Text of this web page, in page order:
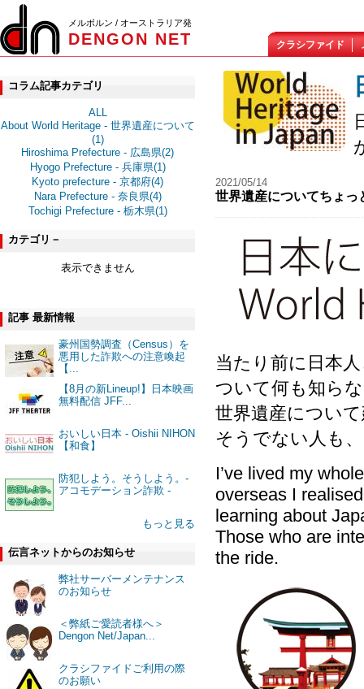
メルボルン / オーストラリア発
DENGON NET クラシファイド
コラム記事カテゴリ
ALL
About World Heritage - 世界遺産について
(1)
Hiroshima Prefecture - 広島県(2)
Hyogo Prefecture - 兵庫県(1)
Kyoto prefecture - 京都府(4)
Nara Prefecture - 奈良県(4)
Tochigi Prefecture - 栃木県(1)
カテゴリ－
表示できません
記事 最新情報
豪州国勢調査（Census）を
悪用した詐欺への注意喚起
【...
【8月の新Lineup!】日本映画
無料配信 JFF...
おいしい日本 - Oishii NIHON
【和食】
防犯しよう。そうしよう。-
アコモデーション詐欺 -
もっと見る
伝言ネットからのお知らせ
弊社サーバーメンテナンス
のお知らせ
＜弊紙ご愛読者様へ＞
Dengon Net/Japan...
クラシファイドご利用の際
のお願い
2021/05/14
世界遺産についてちょ
当たり前に日本
ついて何も知ら
世界遺産につい
そうでない人も
I’ve lived my
overseas I
learning about
Those who are
the ride.